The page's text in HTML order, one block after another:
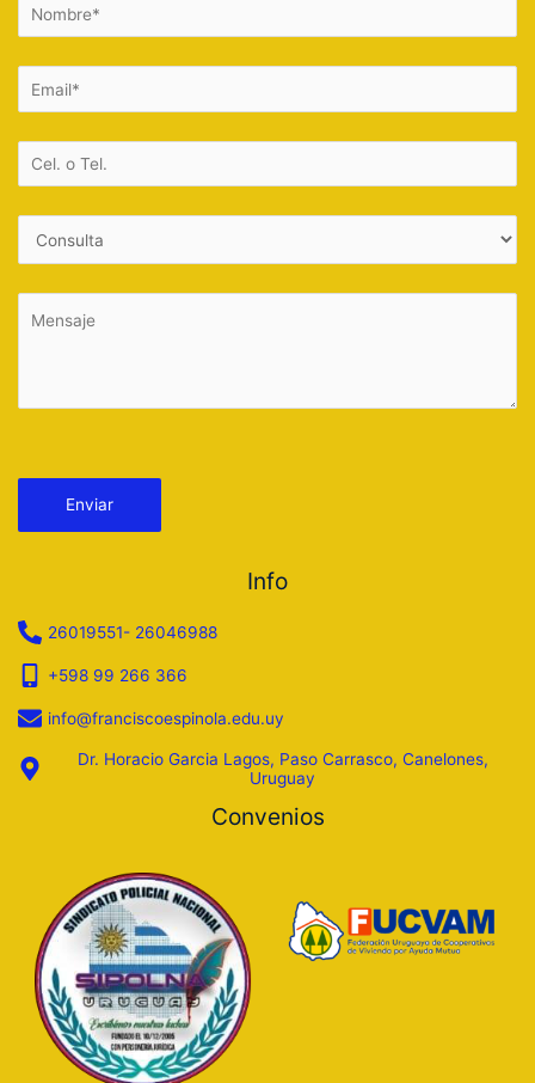
Info
26019551- 26046988
+598 99 266 366
info@franciscoespinola.edu.uy
Dr. Horacio Garcia Lagos, Paso Carrasco, Canelones,
Uruguay
Convenios